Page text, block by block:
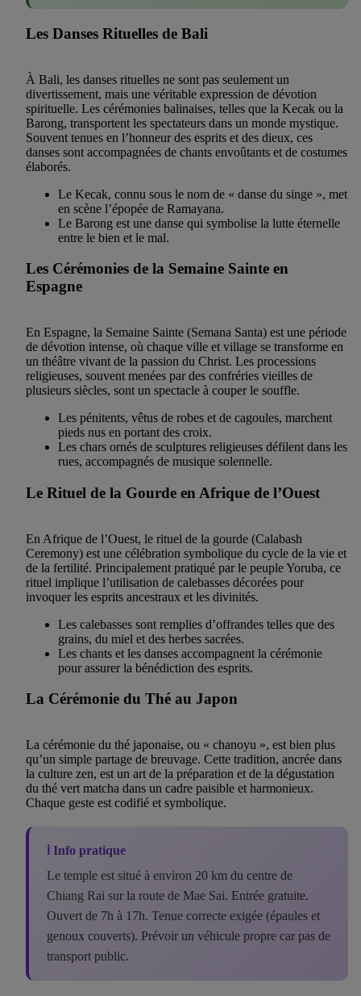
Les Danses Rituelles de Bali
À Bali, les danses rituelles ne sont pas seulement un
divertissement, mais une véritable expression de dévotion
spirituelle. Les cérémonies balinaises, telles que la Kecak ou la
Barong, transportent les spectateurs dans un monde mystique.
Souvent tenues en l’honneur des esprits et des dieux, ces
danses sont accompagnées de chants envoûtants et de costumes
élaborés.
Le Kecak, connu sous le nom de « danse du singe », met
en scène l’épopée de Ramayana.
Le Barong est une danse qui symbolise la lutte éternelle
entre le bien et le mal.
Les Cérémonies de la Semaine Sainte en
Espagne
En Espagne, la Semaine Sainte (Semana Santa) est une période
de dévotion intense, où chaque ville et village se transforme en
un théâtre vivant de la passion du Christ. Les processions
religieuses, souvent menées par des confréries vieilles de
plusieurs siècles, sont un spectacle à couper le souffle.
Les pénitents, vêtus de robes et de cagoules, marchent
pieds nus en portant des croix.
Les chars ornés de sculptures religieuses défilent dans les
rues, accompagnés de musique solennelle.
Le Rituel de la Gourde en Afrique de l’Ouest
En Afrique de l’Ouest, le rituel de la gourde (Calabash
Ceremony) est une célébration symbolique du cycle de la vie et
de la fertilité. Principalement pratiqué par le peuple Yoruba, ce
rituel implique l’utilisation de calebasses décorées pour
invoquer les esprits ancestraux et les divinités.
Les calebasses sont remplies d’offrandes telles que des
grains, du miel et des herbes sacrées.
Les chants et les danses accompagnent la cérémonie
pour assurer la bénédiction des esprits.
La Cérémonie du Thé au Japon
La cérémonie du thé japonaise, ou « chanoyu », est bien plus
qu’un simple partage de breuvage. Cette tradition, ancrée dans
la culture zen, est un art de la préparation et de la dégustation
du thé vert matcha dans un cadre paisible et harmonieux.
Chaque geste est codifié et symbolique.
ℹ️ Info pratique
Le temple est situé à environ 20 km du centre de
Chiang Rai sur la route de Mae Sai. Entrée gratuite.
Ouvert de 7h à 17h. Tenue correcte exigée (épaules et
genoux couverts). Prévoir un véhicule propre car pas de
transport public.